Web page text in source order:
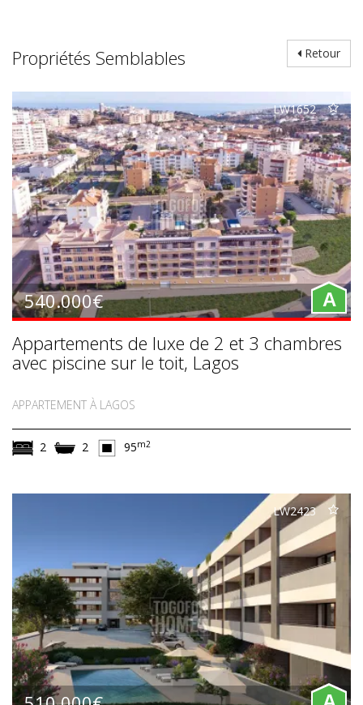
Retour
Propriétés Semblables
LW1652
540.000€ A
Appartements de luxe de 2 et 3 chambres
avec piscine sur le toit, Lagos
APPARTEMENT À LAGOS
2 2 95m2
LW2423